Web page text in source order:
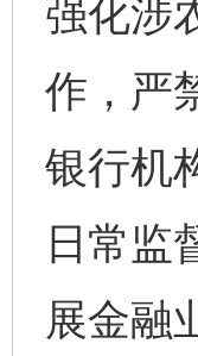
强化涉
作，严
银行机
日常监
展金融